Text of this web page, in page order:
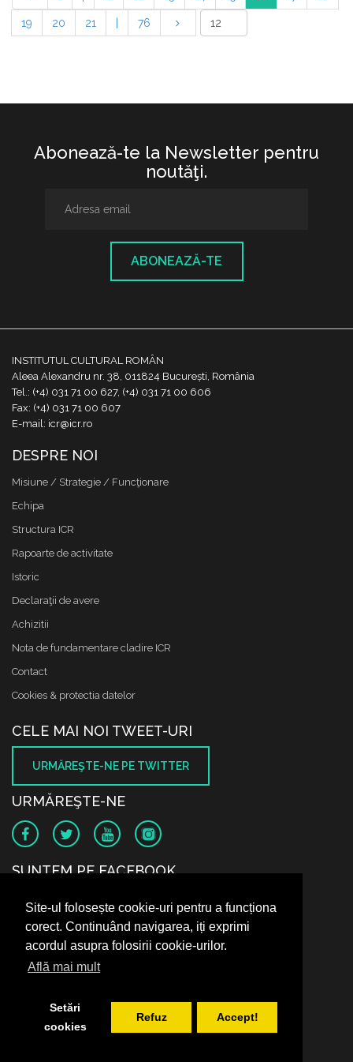
Site-ul folosește cookie-uri pentru a funcționa
corect. Continuând navigarea, iți exprimi
acordul asupra folosirii cookie-urilor.
Află mai mult
Setări
cookies
Refuz Accept!
19 20 21 76
Abonează-te la Newsletter pentru
noutăţi.
ABONEAZĂ-TE
INSTITUTUL CULTURAL ROMÂN
Aleea Alexandru nr. 38, 011824 București, România
Tel.: (+4) 031 71 00 627, (+4) 031 71 00 606
Fax: (+4) 031 71 00 607
E-mail: icr@icr.ro
DESPRE NOI
Misiune / Strategie / Funcţionare
Echipa
Structura ICR
Rapoarte de activitate
Istoric
Declaraţii de avere
Achizitii
Nota de fundamentare cladire ICR
Contact
Cookies & protectia datelor
CELE MAI NOI TWEET-URI
URMĂREŞTE-NE PE TWITTER
URMĂREŞTE-NE
SUNTEM PE FACEBOOK